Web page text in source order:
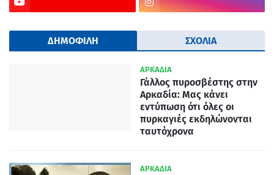
ΔΗΜΟΦΙΛΗ ΣΧΟΛΙΑ
ΑΡΚΑΔΙΑ
Γάλλος πυροσβέστης στην
Αρκαδία: Μας κάνει
εντύπωση ότι όλες οι
πυρκαγιές εκδηλώνονται
ταυτόχρονα
ΑΡΚΑΔΙΑ